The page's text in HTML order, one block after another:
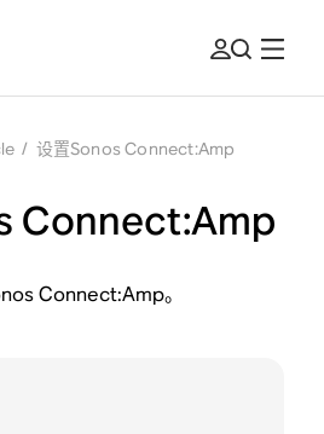
/ 设置Sonos Connect:Amp
Connect:Amp
Connect:Amp。